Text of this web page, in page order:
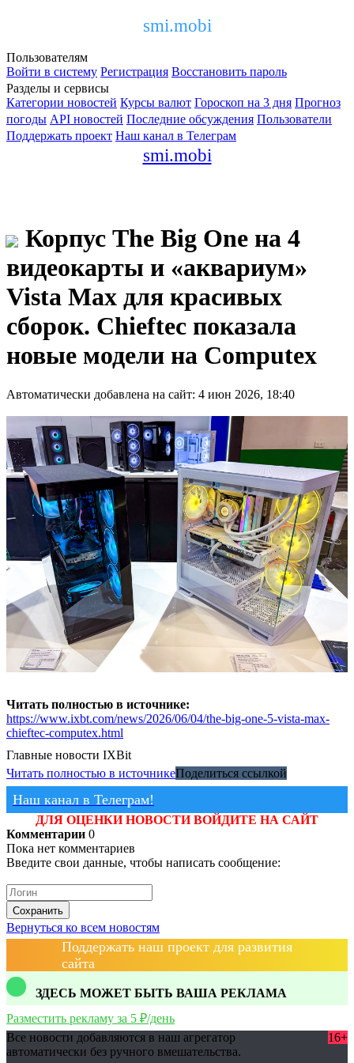
smi.mobi
Пользователям
Войти в систему Регистрация Восстановить пароль
Разделы и сервисы
Категории новостей Курсы валют Гороскоп на 3 дня Прогноз
погоды API новостей Последние обсуждения Пользователи
Поддержать проект Наш канал в Телеграм
smi.mobi
Корпус The Big One на 4
видеокарты и «аквариум»
Vista Max для красивых
сборок. Chieftec показала
новые модели на Computex
Автоматически добавлена на сайт: 4 июн 2026, 18:40
Читать полностью в источнике:
https://www.ixbt.com/news/2026/06/04/the-big-one-5-vista-max-
chieftec-computex.html
Главные новости IXBit
Читать полностью в источникеПоделиться ссылкой
Наш канал в Телеграм!
ДЛЯ ОЦЕНКИ НОВОСТИ ВОЙДИТЕ НА САЙТ
Комментарии 0
Пока нет комментариев
Введите свои данные, чтобы написать сообщение:
Сохранить
Вернуться ко всем новостям
Поддержать наш проект для развития
сайта
ЗДЕСЬ МОЖЕТ БЫТЬ ВАША РЕКЛАМА
Разместить рекламу за 5 ₽/день
Все новости добавляются в наш агрегатор
автоматически без ручного вмешательства.
16+